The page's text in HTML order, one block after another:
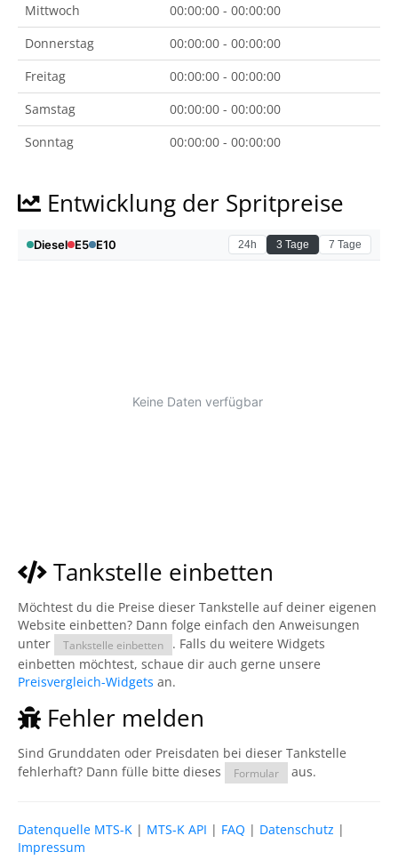
Mittwoch
00:00:00 - 00:00:00
Donnerstag
00:00:00 - 00:00:00
Freitag
00:00:00 - 00:00:00
Samstag
00:00:00 - 00:00:00
Sonntag
00:00:00 - 00:00:00
Entwicklung der Spritpreise
Tankstelle einbetten
Möchtest du die Preise dieser Tankstelle auf deiner eigenen
Website einbetten? Dann folge einfach den Anweisungen
unter
Tankstelle einbetten
. Falls du weitere Widgets
einbetten möchtest, schaue dir auch gerne unsere
Preisvergleich-Widgets an.
Fehler melden
Sind Grunddaten oder Preisdaten bei dieser Tankstelle
fehlerhaft? Dann fülle bitte dieses
Formular aus.
Datenquelle MTS-K | MTS-K API | FAQ | Datenschutz |
Impressum